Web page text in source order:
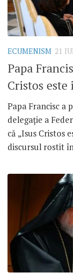
ECUMENISM 21
Papa
Cristos
Papa Francisc a
delegație a
că „Isus Cristos
discursul rostit